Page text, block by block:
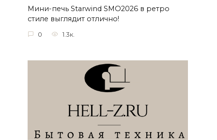
Мини-печь Starwind SMO2026 в ретро
стиле выглядит отлично!
0 1.3к.